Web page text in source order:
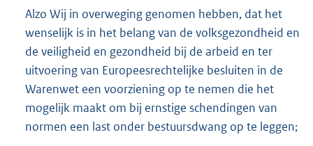
Alzo Wij in overweging genomen hebben, dat het
wenselijk is in het belang van de volksgezondheid en
de veiligheid en gezondheid bij de arbeid en ter
uitvoering van Europeesrechtelijke besluiten in de
Warenwet een voorziening op te nemen die het
mogelijk maakt om bij ernstige schendingen van
normen een last onder bestuursdwang op te leggen;